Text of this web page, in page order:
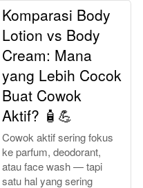
Komparasi Body
Lotion vs Body
Cream: Mana
yang Lebih Cocok
Buat Cowok
Aktif? 🧴💪
Cowok aktif sering fokus
ke parfum, deodorant,
atau face wash — tapi
satu hal yang sering